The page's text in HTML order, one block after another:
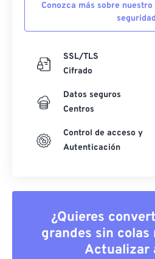
Conozca más sobre
seguridad
SSL/TLS
Cifrado
Datos seguros
Centros
Control de acceso y
Autenticación
¿Quieres
grandes sin colas
Actualizar